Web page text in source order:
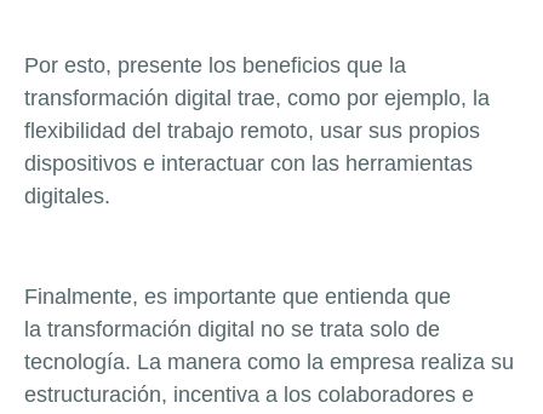
Por esto, presente los beneficios que la
transformación digital trae, como por ejemplo, la
flexibilidad del trabajo remoto, usar sus propios
dispositivos e interactuar con las herramientas
digitales.
Finalmente, es importante que entienda que
la transformación digital no se trata solo de
tecnología. La manera como la empresa realiza su
estructuración, incentiva a los colaboradores e